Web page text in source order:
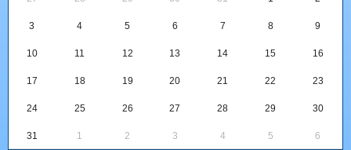
3 4 5 6 7 8 9
10 11 12 13 14 15 16
17 18 19 20 21 22 23
24 25 26 27 28 29 30
31 1 2 3 4 5 6